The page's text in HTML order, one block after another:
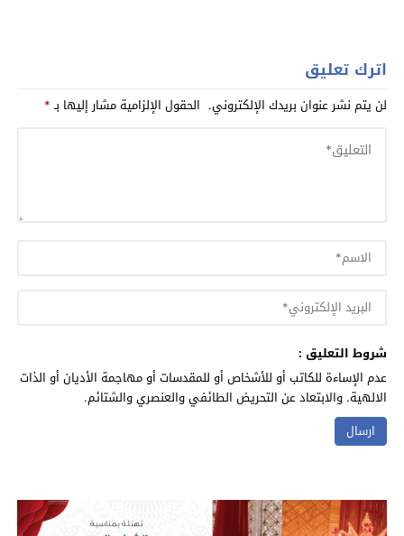
اترك تعليق
لن يتم نشر عنوان بريدك الإلكتروني. الحقول الإلزامية مشار إليها بـ*
شروط التعليق :
عدم الإساءة للكاتب أو للأشخاص أو للمقدسات أو مهاجمة الأديان أو الذات
الالهية. والابتعاد عن التحريض الطائفي والعنصري والشتائم.